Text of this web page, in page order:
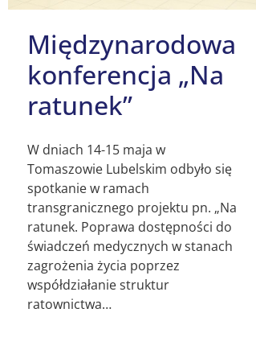
Międzynarodowa
konferencja „Na
ratunek”
W dniach 14-15 maja w
Tomaszowie Lubelskim odbyło się
spotkanie w ramach
transgranicznego projektu pn. „Na
ratunek. Poprawa dostępności do
świadczeń medycznych w stanach
zagrożenia życia poprzez
współdziałanie struktur
ratownictwa…